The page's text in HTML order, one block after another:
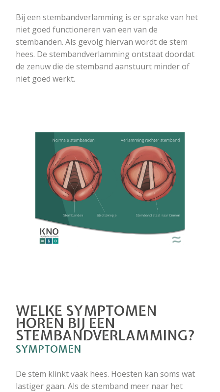
Bij een stembandverlamming is er sprake van het
niet goed functioneren van een van de
stembanden. Als gevolg hiervan wordt de stem
hees. De stembandverlamming ontstaat doordat
de zenuw die de stemband aanstuurt minder of
niet goed werkt.
WELKE SYMPTOMEN
HOREN BIJ EEN
STEMBANDVERLAMMING?
SYMPTOMEN
De stem klinkt vaak hees. Hoesten kan soms wat
lastiger gaan. Als de stemband meer naar het